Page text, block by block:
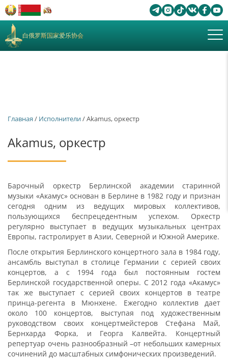
白俄罗斯国家爱乐协会
Главная / Исполнители/ Akamus, оркестр
Akamus, оркестр
Барочный оркестр Берлинской академии старинной
музыки «Акамус» основан в Берлине в 1982 году и признан
сегодня одним из ведущих мировых коллективов,
пользующихся беспрецедентным успехом. Оркестр
регулярно выступает в ведущих музыкальных центрах
Европы, гастролирует в Азии, Северной и Южной Америке.
После открытия Берлинского концертного зала в 1984 году,
ансамбль выступал в столице Германии с серией своих
концертов, а с 1994 года был постоянным гостем
Берлинской государственной оперы. С 2012 года «Акамус»
так же выступает с серией своих концертов в театре
принца-регента в Мюнхене. Ежегодно коллектив дает
около 100 концертов, выступая под художественным
руководством своих концертмейстеров Стефана Май,
Бернхарда Форка, и Георга Калвейта. Концертный
репертуар очень разнообразный –от небольших камерных
сочинений до масштабных симфонических произведений.